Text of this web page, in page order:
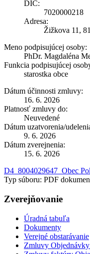
DIČ:
7020000218
Adresa:
Žižkova 11,
Meno podpisujúcej osoby:
PhDr. Magdaléna
Funkcia podpisujúcej
starostka obce
Dátum účinnosti zmluvy:
16. 6. 2026
Platnosť zmluvy do:
Neuvedené
Dátum uzatvorenia/
9. 6. 2026
Dátum zverejnenia:
15. 6. 2026
D4_8004029647_Obec
Typ súboru: PDF
Zverejňovanie
Úradná tabuľa
Dokumenty
Verejné obstarávanie
Zmluvy